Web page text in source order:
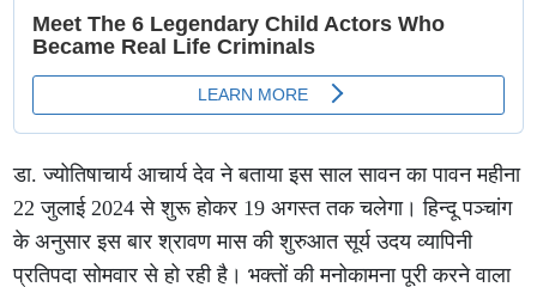
डा. ज्योतिषाचार्य आचार्य देव ने बताया इस साल सावन का पावन महीना
22 जुलाई 2024 से शुरू होकर 19 अगस्त तक चलेगा। हिन्दू पञ्चांग
के अनुसार इस बार श्रावण मास की शुरुआत सूर्य उदय व्यापिनी
प्रतिपदा सोमवार से हो रही है। भक्तों की मनोकामना पूरी करने वाला